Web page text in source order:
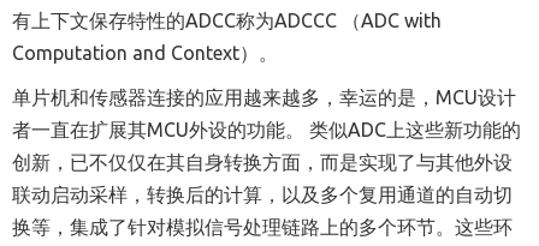
有上下文保存特性的ADCC称为ADCCC （ADC with
Computation and Context）。
单片机和传感器连接的应用越来越多，幸运的是，MCU设计
者一直在扩展其MCU外设的功能。 类似ADC上这些新功能的
创新，已不仅仅在其自身转换方面，而是实现了与其他外设
联动启动采样，转换后的计算，以及多个复用通道的自动切
换等，集成了针对模拟信号处理链路上的多个环节。这些环